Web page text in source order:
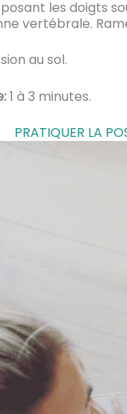
les doigts
vertébrale.
au sol.
1 à 3 minutes.
PRATIQUER LA